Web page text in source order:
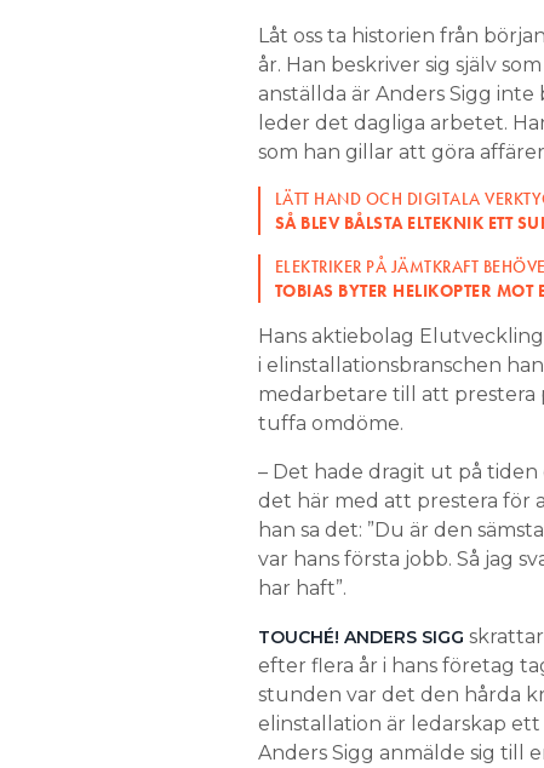
Låt oss ta historien från
år. Han beskriver sig själv
anställda är Anders Sigg
leder det dagliga arbetet.
som han gillar att göra
LÄTT HAND OCH DIGITALA
SÅ BLEV BÅLSTA ELTEKNIK ETT
ELEKTRIKER PÅ JÄMTKRAFT
TOBIAS BYTER HELIKOPTER MOT
Hans aktiebolag
i elinstallationsbranschen
medarbetare till att prestera
tuffa omdöme.
– Det hade dragit ut på
det här med att prestera för
han sa det: ”Du är den
var hans första jobb. Så jag
har haft”.
TOUCHÉ! ANDERS SIGG
efter flera år i hans företag
stunden var det den hårda
elinstallation är ledarskap
Anders Sigg anmälde sig till